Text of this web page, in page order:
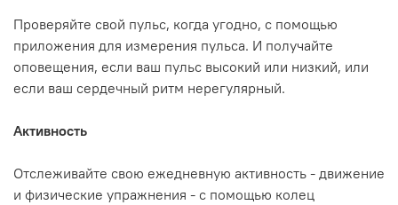
Проверяйте свой пульс, когда угодно, с помощью
приложения для измерения пульса. И получайте
оповещения, если ваш пульс высокий или низкий, или
если ваш сердечный ритм нерегулярный.
Активность
Отслеживайте свою ежедневную активность - движение
и физические упражнения - с помощью колец